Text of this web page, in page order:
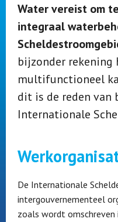
Water vereist om
integraal
bijzonder rekening
multifunctioneel
dit is de reden van
Internationale
De Internationale
intergouvernementeel
zoals wordt